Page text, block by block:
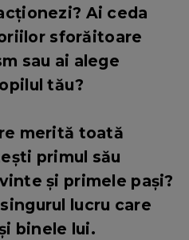
Ai ceda
sforăitoare
sau ai alege
tău?
merită toată
primul său
și primele pași?
lucru care
binele lui.